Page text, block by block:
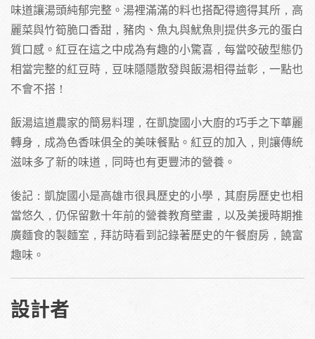
味道讓湯頭純郁完整。湯裡滿滿的料也搭配得適得其所，高
麗菜與竹筍脆口香甜，豬肉、魚丸與魷魚則提供多元的蛋白
質口感。紅豆在這之中成為有趣的小驚喜，每當咬破型態仍
相當完整的紅豆時，豆味隱隱散發與飯湯相得益彰，一點也
不會不搭！
飯湯這道農家的簡易料理，在凱旋國小大廚的巧手之下華麗
轉身，成為色香味俱全的美味餐點。紅豆的加入，則讓傳統
滋味多了新的味道，同時也有更豐沛的營養。
後記：凱旋國小是高雄市很具歷史的小學，其廚房歷史也相
當悠久，仍保留數十年前的營養教育壁畫，以及美援時期推
廣麵食的製麵室，拜訪時看到記錄著歷史的午餐廚房，饒富
趣味。
設計者